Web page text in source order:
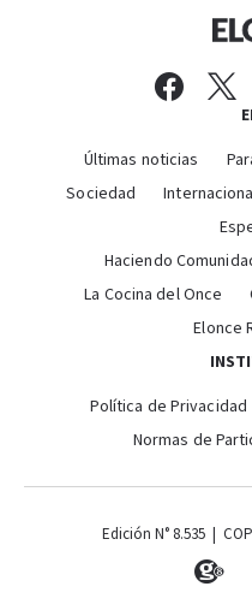
Últimas noticias
Sociedad
Haciendo
La Cocina del Once
Elonce
Política de Privacidad
Normas de
Edición N° 8.535 |